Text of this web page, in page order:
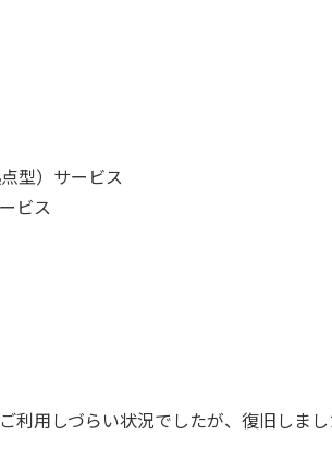
サービス
ス
づらい状況でしたが、復旧しまし